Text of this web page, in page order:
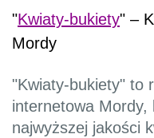
"Kwiaty-bukiety" –
Mordy
"Kwiaty-bukiety" to
internetowa
najwyższej jakości